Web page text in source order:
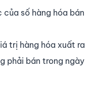
số hàng hóa bán
trị hàng hóa xuất ra
phải bán trong ngày